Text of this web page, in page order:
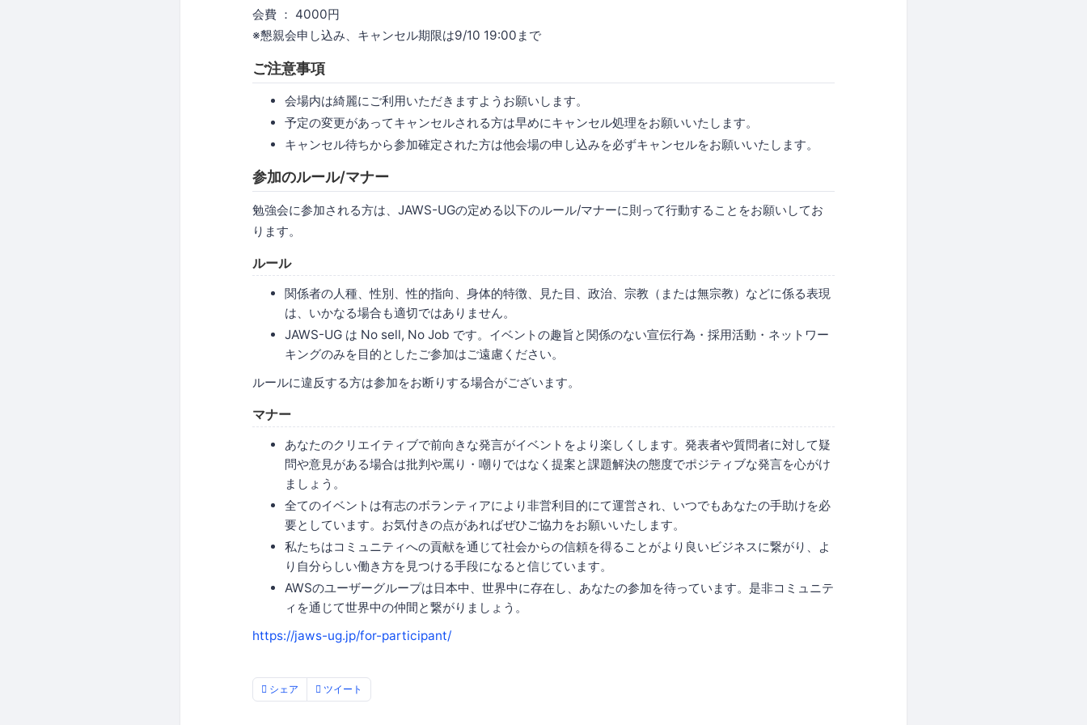
会費 ： 4000円
※懇親会申し込み、キャンセル期限は9/10 19:00まで
ご注意事項
会場内は綺麗にご利用いただきますようお願いします。
予定の変更があってキャンセルされる方は早めにキャンセル処理をお願いいたします。
キャンセル待ちから参加確定された方は他会場の申し込みを必ずキャンセルをお願いいたします。
参加のルール/マナー
勉強会に参加される方は、JAWS-UGの定める以下のルール/マナーに則って行動することをお願いしてお
ります。
ルール
関係者の人種、性別、性的指向、身体的特徴、見た目、政治、宗教（または無宗教）などに係る表現
は、いかなる場合も適切ではありません。
JAWS-UG は No sell, No Job です。イベントの趣旨と関係のない宣伝行為・採用活動・ネットワー
キングのみを目的としたご参加はご遠慮ください。
ルールに違反する方は参加をお断りする場合がございます。
マナー
あなたのクリエイティブで前向きな発言がイベントをより楽しくします。発表者や質問者に対して疑
問や意見がある場合は批判や罵り・嘲りではなく提案と課題解決の態度でポジティブな発言を心がけ
ましょう。
全てのイベントは有志のボランティアにより非営利目的にて運営され、いつでもあなたの手助けを必
要としています。お気付きの点があればぜひご協力をお願いいたします。
私たちはコミュニティへの貢献を通じて社会からの信頼を得ることがより良いビジネスに繋がり、よ
り自分らしい働き方を見つける手段になると信じています。
AWSのユーザーグループは日本中、世界中に存在し、あなたの参加を待っています。是非コミュニテ
ィを通じて世界中の仲間と繋がりましょう。
https://jaws-ug.jp/for-participant/
シェア ツイート